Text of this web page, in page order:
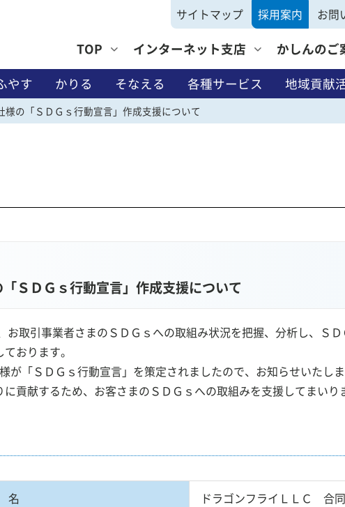
サイトマップ 採用案内 お問
TOP インターネット支店 かしんのご
やす かりる そなえる 各種サービス 地域貢献
・個人事業主のお客様 でんさいサービス
のご案内 店舗・ATM検索
様の「ＳＤＧｓ行動宣言」作成支援について
ＳＤＧｓ行動宣言」作成支援について
取引事業者さまのＳＤＧｓへの取組み状況を把握、分析し、Ｓ
おります。
が「ＳＤＧｓ行動宣言」を策定されましたので、お知らせいたし
貢献するため、お客さまのＳＤＧｓへの取組みを支援してまいり
名 ドラゴンフライ ＬＬＣ 合